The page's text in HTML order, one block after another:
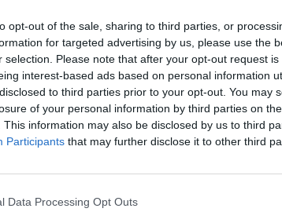
opt-out of the sale, sharing to third parties, or
for targeted advertising by us, please use the
selection. Please note that after your opt-out request
interest-based ads based on personal information
to third parties prior to your opt-out. You may
of your personal information by third parties on
This information may also be disclosed by us to third
Participants that may further disclose it to other third
Data Processing Opt Outs
hurja
-näytöksessä